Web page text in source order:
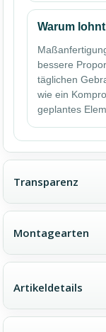
Warum
bessere
täglichen
wie ein
geplantes
Transparenz
Ein
Die gleiche
und einen
Montagearten
wichtige
Artikeldetails